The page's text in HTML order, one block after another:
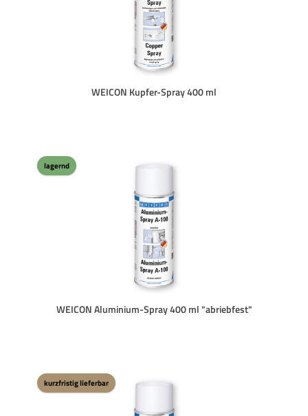
WEICON Kupfer-Spray 400 ml
lagernd
WEICON Aluminium-Spray 400 ml "abriebfest"
kurzfristig lieferbar